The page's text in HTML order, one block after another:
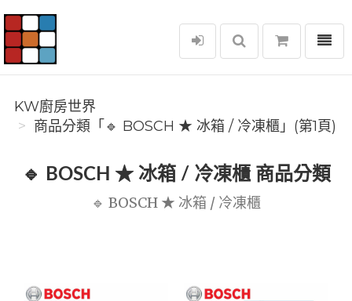
KW廚房世界
選單
KW廚房世界
商品分類「🔹 BOSCH ★ 冰箱 / 冷凍櫃」(第1頁)
🔹 BOSCH ★ 冰箱 / 冷凍櫃 商品分類
🔹 BOSCH ★ 冰箱 / 冷凍櫃